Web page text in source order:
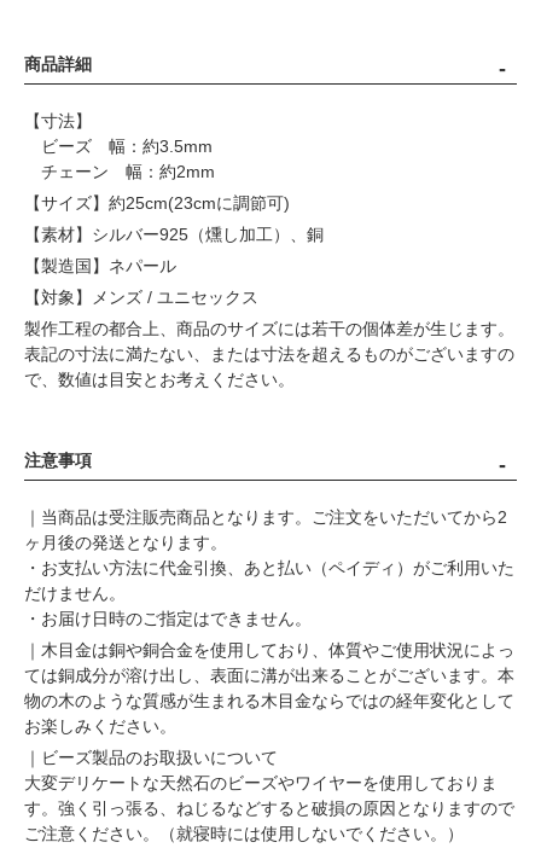
商品詳細
【寸法】
ビーズ 幅：約3.5mm
チェーン 幅：約2mm
【サイズ】約25cm(23cmに調節可)
【素材】シルバー925（燻し加工）、銅
【製造国】ネパール
【対象】メンズ / ユニセックス
製作工程の都合上、商品のサイズには若干の個体差が生じます。
表記の寸法に満たない、または寸法を超えるものがございますの
で、数値は目安とお考えください。
注意事項
｜当商品は受注販売商品となります。ご注文をいただいてから2
ヶ月後の発送となります。
・お支払い方法に代金引換、あと払い（ペイディ）がご利用いた
だけません。
・お届け日時のご指定はできません。
｜木目金は銅や銅合金を使用しており、体質やご使用状況によっ
ては銅成分が溶け出し、表面に溝が出来ることがございます。本
物の木のような質感が生まれる木目金ならではの経年変化として
お楽しみください。
｜ビーズ製品のお取扱いについて
大変デリケートな天然石のビーズやワイヤーを使用しておりま
す。強く引っ張る、ねじるなどすると破損の原因となりますので
ご注意ください。（就寝時には使用しないでください。）